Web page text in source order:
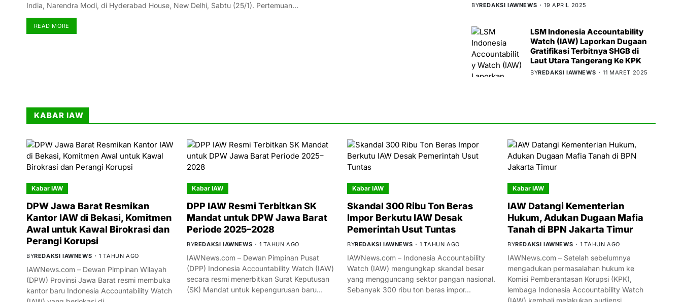
India, Narendra Modi, di Hyderabad House, New Delhi, Sabtu (25/1). Pertemuan…
READ MORE
BYREDAKSI IAWNEWS 19 APRIL 2025
LSM Indonesia Accountability
Watch (IAW) Laporkan Dugaan
Gratifikasi Terbitnya SHGB di
Laut Utara Tangerang Ke KPK
BYREDAKSI IAWNEWS 11 MARET 2025
KABAR IAW
Kabar IAW
DPW Jawa Barat Resmikan
Kantor IAW di Bekasi, Komitmen
Awal untuk Kawal Birokrasi dan
Perangi Korupsi
BYREDAKSI IAWNEWS 1 TAHUN AGO
IAWNews.com – Dewan Pimpinan Wilayah
(DPW) Provinsi Jawa Barat resmi membuka
kantor baru Indonesia Accountability Watch
Kabar IAW
DPP IAW Resmi Terbitkan SK
Mandat untuk DPW Jawa Barat
Periode 2025–2028
BYREDAKSI IAWNEWS 1 TAHUN AGO
IAWNews.com – Dewan Pimpinan Pusat
(DPP) Indonesia Accountability Watch (IAW)
secara resmi menerbitkan Surat Keputusan
(SK) Mandat untuk kepengurusan baru…
Kabar IAW
Skandal 300 Ribu Ton Beras
Impor Berkutu IAW Desak
Pemerintah Usut Tuntas
BYREDAKSI IAWNEWS 1 TAHUN AGO
IAWNews.com – Indonesia Accountability
Watch (IAW) mengungkap skandal besar
yang mengguncang sektor pangan nasional.
Sebanyak 300 ribu ton beras impor…
Kabar IAW
IAW Datangi Kementerian
Hukum, Adukan Dugaan Mafia
Tanah di BPN Jakarta Timur
BYREDAKSI IAWNEWS 1 TAHUN AGO
IAWNews.com – Setelah sebelumnya
mengadukan permasalahan hukum ke
Komisi Pemberantasan Korupsi (KPK),
lembaga Indonesia Accountability Watch
(IAW) kembali melakukan audiensi…